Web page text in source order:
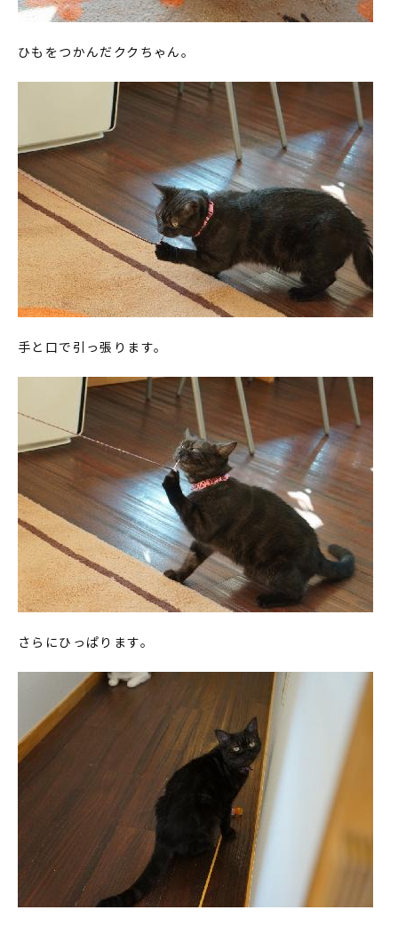
ひもをつかんだククちゃん。
手と口で引っ張ります。
さらにひっぱります。